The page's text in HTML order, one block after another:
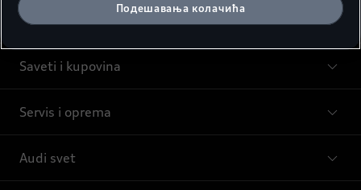
Modeli
Saveti i kupovina
Servis i oprema
Audi svet
Подешавања колачића